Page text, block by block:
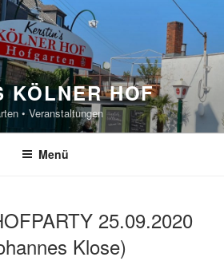
KÖLNER HOF
• Veranstaltungen
Menü
25.09.2020
Klose)